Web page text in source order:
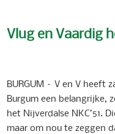
Vlug en Vaardig
BURGUM – V en V heeft
Burgum een belangrijke,
het Nijverdalse NKC’51.
maar om nou te zeggen